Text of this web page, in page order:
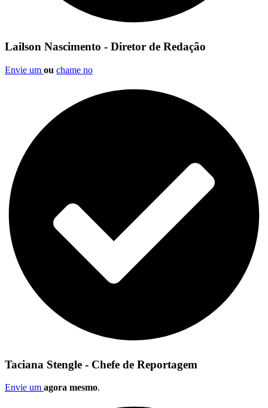
Lailson Nascimento - Diretor de Redação
Envie um ou chame no
Taciana Stengle - Chefe de Reportagem
Envie um agora mesmo.